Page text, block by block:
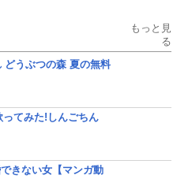
もっと見
る
どうぶつの森 夏の無料
てみた!しんごちん
きない女【マンガ動